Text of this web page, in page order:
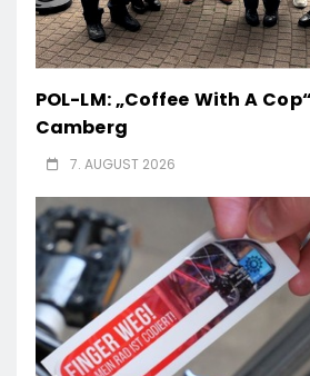
POL-LM: „Coffee With A
Camberg
7. AUGUST 2026